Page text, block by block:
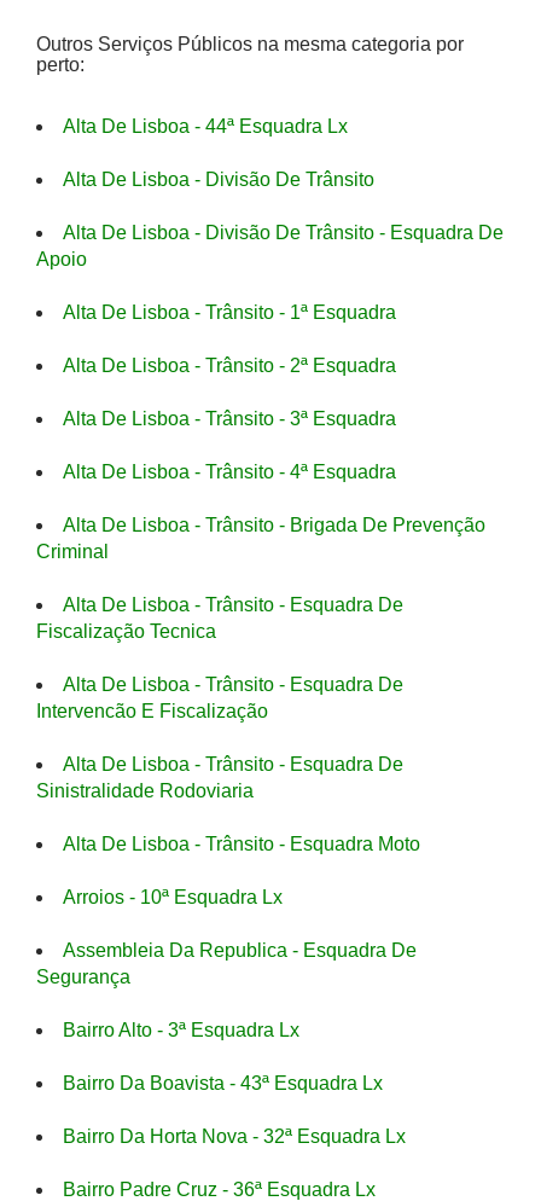
Outros Serviços Públicos na mesma categoria por
perto:
Alta De Lisboa - 44ª Esquadra Lx
Alta De Lisboa - Divisão De Trânsito
Alta De Lisboa - Divisão De Trânsito - Esquadra De
Apoio
Alta De Lisboa - Trânsito - 1ª Esquadra
Alta De Lisboa - Trânsito - 2ª Esquadra
Alta De Lisboa - Trânsito - 3ª Esquadra
Alta De Lisboa - Trânsito - 4ª Esquadra
Alta De Lisboa - Trânsito - Brigada De Prevenção
Criminal
Alta De Lisboa - Trânsito - Esquadra De
Fiscalização Tecnica
Alta De Lisboa - Trânsito - Esquadra De
Intervencão E Fiscalização
Alta De Lisboa - Trânsito - Esquadra De
Sinistralidade Rodoviaria
Alta De Lisboa - Trânsito - Esquadra Moto
Arroios - 10ª Esquadra Lx
Assembleia Da Republica - Esquadra De
Segurança
Bairro Alto - 3ª Esquadra Lx
Bairro Da Boavista - 43ª Esquadra Lx
Bairro Da Horta Nova - 32ª Esquadra Lx
Bairro Padre Cruz - 36ª Esquadra Lx